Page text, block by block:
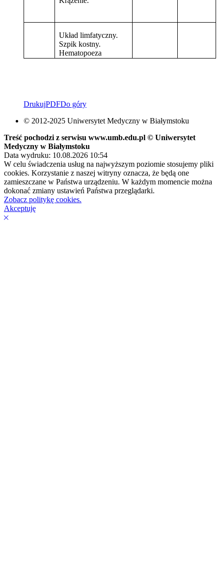
Układ limfatyczny.
Szpik kostny.
Hematopoeza
DrukujPDFDo góry
© 2012-2025 Uniwersytet Medyczny w Białymstoku
Treść pochodzi z serwisu www.umb.edu.pl © Uniwersytet
Medyczny w Białymstoku
Data wydruku: 10.08.2026 10:54
W celu świadczenia usług na najwyższym poziomie stosujemy pliki
cookies. Korzystanie z naszej witryny oznacza, że będą one
zamieszczane w Państwa urządzeniu. W każdym momencie można
dokonać zmiany ustawień Państwa przeglądarki.
Zobacz politykę cookies.
Akceptuję